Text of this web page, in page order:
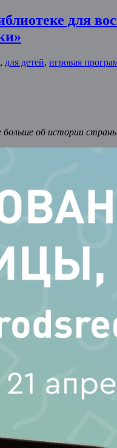
, для детей, игровая
об истории